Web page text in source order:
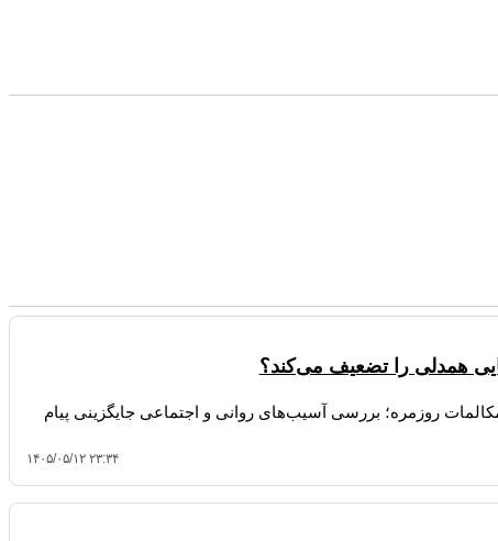
همدلی را تضعیف می‌کند؟
آتلانتیک درباره کاهش ۲۸ درصدی مکالمات روزمره؛ بررسی آسیب‌های روانی و اجتماعی جایگزینی پیام
۱۴۰۵/۰۵/۱۲ ۲۳:۳۴